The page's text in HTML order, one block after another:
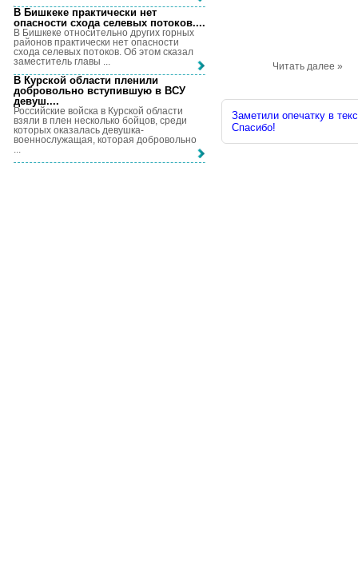
Читать далее »
Заметили опечатку в
Спасибо!
В Бишкеке практически нет
опасности схода селевых потоков....
В Бишкеке относительно других горных
районов практически нет опасности
схода селевых потоков. Об этом сказал
заместитель главы ...
В Курской области пленили
добровольно вступившую в ВСУ
девуш....
Российские войска в Курской области
взяли в плен несколько бойцов, среди
которых оказалась девушка-
военнослужащая, которая добровольно
...